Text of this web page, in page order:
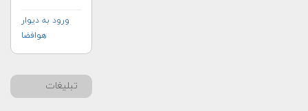
ورود به دیوار
هوافضا
تبلیغات